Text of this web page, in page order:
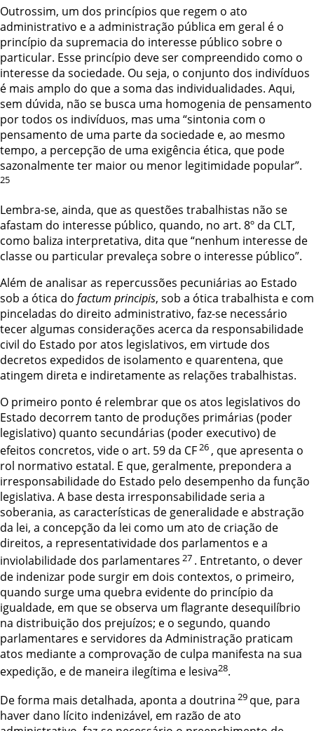
Outrossim, um dos princípios que regem o ato
administrativo e a administração pública em geral é o
princípio da supremacia do interesse público sobre o
particular. Esse princípio deve ser compreendido como o
interesse da sociedade. Ou seja, o conjunto dos indivíduos
é mais amplo do que a soma das individualidades. Aqui,
sem dúvida, não se busca uma homogenia de pensamento
por todos os indivíduos, mas uma “sintonia com o
pensamento de uma parte da sociedade e, ao mesmo
tempo, a percepção de uma exigência ética, que pode
sazonalmente ter maior ou menor legitimidade popular”.
25
Lembra-se, ainda, que as questões trabalhistas não se
afastam do interesse público, quando, no art. 8º da CLT,
como baliza interpretativa, dita que “nenhum interesse de
classe ou particular prevaleça sobre o interesse público”.
Além de analisar as repercussões pecuniárias ao Estado
sob a ótica do factum principis, sob a ótica trabalhista e com
pinceladas do direito administrativo, faz-se necessário
tecer algumas considerações acerca da responsabilidade
civil do Estado poratos legislativos, em virtude dos
decretos expedidos de isolamento e quarentena, que
atingem direta e indiretamente as relações trabalhistas.
O primeiro ponto é relembrar que os atos legislativos do
Estado decorrem tanto de produções primárias (poder
legislativo) quanto secundárias (poder executivo) de
efeitos concretos, vide o art. 59 da CF26, que apresenta o
rol normativo estatal. E que, geralmente, prepondera a
irresponsabilidade do Estado pelo desempenho da função
legislativa. A base desta irresponsabilidade seria a
soberania, as características degeneralidade e abstração
da lei, a concepção da lei como um ato de criação de
direitos, a representatividade dos parlamentos e a
inviolabilidade dos parlamentares 27 . Entretanto, o dever
de indenizar pode surgir em dois contextos, o primeiro,
quando surge uma quebra evidente do princípio da
igualdade, em que se observa um flagrante desequilíbrio
na distribuição dos prejuízos; e o segundo, quando
parlamentares eservidores da Administração praticam
atos mediante a comprovação de culpa manifesta na sua
expedição, e de maneira ilegítima e lesiva28.
De forma mais detalhada, aponta a doutrina 29 que, para
haver dano lícito indenizável, em razão de ato